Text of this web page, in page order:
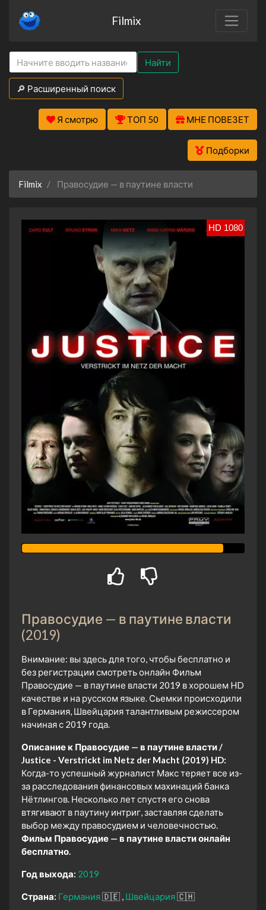
Filmix
Найти
🔎 Расширенный поиск
Я смотрю ТОП 50 МНЕ ПОВЕЗЕТ
Подборки
Filmix Правосудие — в паутине власти
HD 1080
Правосудие — в паутине власти
(2019)
Внимание: вы здесь для того, чтобы бесплатно и
без регистрации смотреть онлайн Фильм
Правосудие — в паутине власти 2019 в хорошем HD
качестве и на русском языке. Сьемки происходили
в Германия, Швейцария талантливым режиссером
начиная с 2019 года.
Описание к Правосудие — в паутине власти /
Justice - Verstrickt im Netz der Macht (2019) HD:
Когда-то успешный журналист Макс теряет все из-
за расследования финансовых махинаций банка
Нётлингов. Несколько лет спустя его снова
втягивают в паутину интриг, заставляя сделать
выбор между правосудием и человечностью.
Фильм Правосудие — в паутине власти онлайн
бесплатно.
Год выхода: 2019
Страна: Германия🇩🇪 Швейцария🇨🇭